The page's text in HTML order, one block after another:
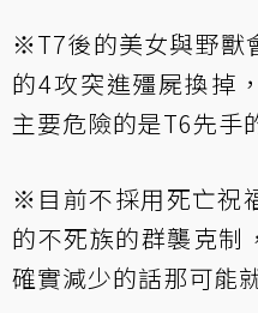
※T7後的美女與野獸
的4攻突進殭屍換掉
主要危險的是T6先手
※目前不採用死亡祝
的不死族的群襲克制
確實減少的話那可能